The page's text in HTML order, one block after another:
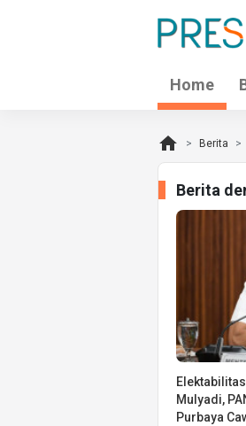
Home
home Berita
Berita
Mulyadi,
Purbaya